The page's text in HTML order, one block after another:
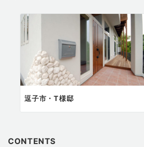
逗子市・T様邸
CONTENTS